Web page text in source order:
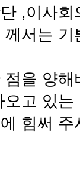
,이사
서는
을 양해
고 있는
힘써